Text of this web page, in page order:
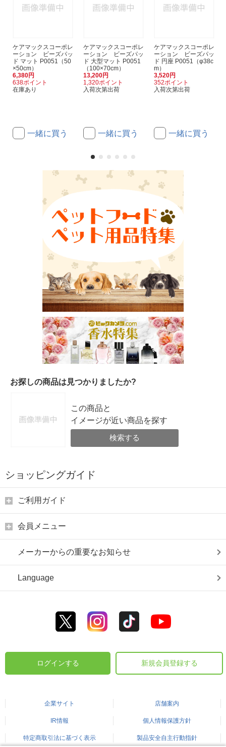
ケアマックスコーポレ
ーション ビーズパッ
ド マット P0051（50
×50cm）
6,380円
638ポイント
在庫あり
一緒に買う
ケアマックスコーポレ
ーション ビーズパッ
ド 大型マット P0051
（100×70cm）
13,200円
1,320ポイント
入荷次第出荷
一緒に買う
ケアマックスコーポレ
ーション ビーズパッ
ド 円座 P0051（φ38c
m）
3,520円
352ポイント
入荷次第出荷
一緒に買う
お探しの商品は見つかりましたか?
この商品と
イメージが近い商品を探す
検索する
ショッピングガイド
ご利用ガイド
会員メニュー
メーカーからの重要なお知らせ
Language
ログインする 新規会員登録する
企業サイト 店舗案内
IR情報 個人情報保護方針
特定商取引法に基づく表示 製品安全自主行動指針